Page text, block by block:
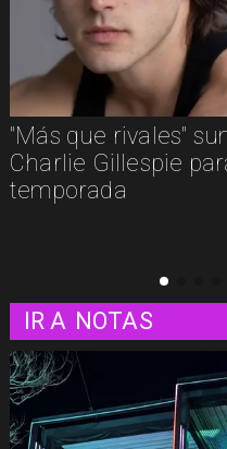
"Más que rivales"
Charlie Gillespie
temporada
IR A NOTAS